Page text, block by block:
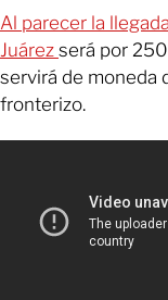
Al parecer la
Juárez será por
servirá de moneda
fronterizo.